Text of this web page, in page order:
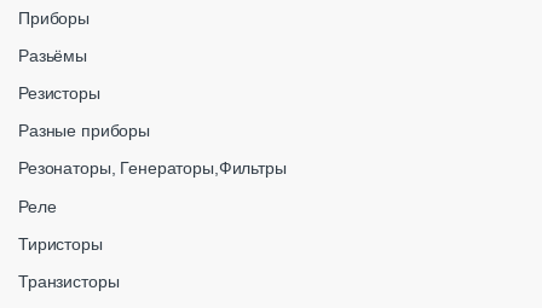
Приборы
Разьёмы
Резисторы
Разные приборы
Резонаторы, Генераторы,Фильтры
Реле
Тиристоры
Транзисторы